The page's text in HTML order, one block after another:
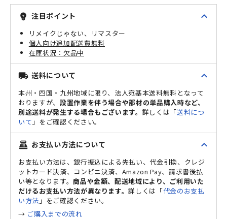
emoji_objects 注目ポイント expand_less
リメイクじゃない、リマスター
個人向け追加配送費無料
欠品中
local_shipping 送料について expand_less
本州・四国・九州地域に限り、法人宛基本送料無料となって
おりますが、 設置作業を伴う場合や部材の単品購入時など、
別途送料が発生する場合もございます。 詳しくは「送料につ
いて 」をご確認ください。
point_of_sale お支払い方法について expand_less
お支払い方法は、銀行振込による先払い、代金引換、クレジ
ットカード決済、コンビニ決済、Amazon Pay、請求書後払
い等となります。商品や金額、配送地域により、ご利用いた
だけるお支払い方法が異なります。詳しくは「代金のお支払
い方法 」をご確認ください。
→ ご購入までの流れ